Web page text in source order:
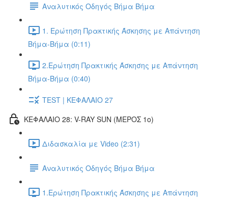
Αναλυτικός Οδηγός Βήμα Βήμα
1. Ερώτηση Πρακτικής Άσκησης με Απάντηση
Βήμα-Βήμα (0:11)
2.Ερώτηση Πρακτικής Άσκησης με Απάντηση
Βήμα-Βήμα (0:40)
TEST | ΚΕΦΑΛΑΙΟ 27
ΚΕΦΑΛΑΙΟ 28: V-RAY SUN (ΜΕΡΟΣ 1o)
Διδασκαλία με Video (2:31)
Αναλυτικός Οδηγός Βήμα Βήμα
1.Ερώτηση Πρακτικής Άσκησης με Απάντηση